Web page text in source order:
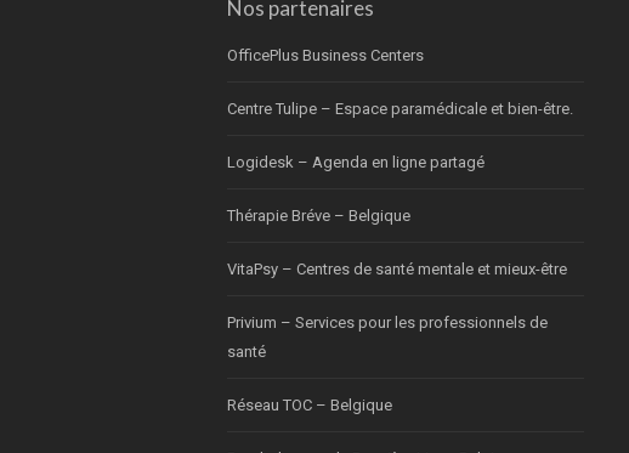
Nos partenaires
OfficePlus Business Centers
Centre Tulipe – Espace paramédicale et bien-être.
Logidesk – Agenda en ligne partagé
Thérapie Bréve – Belgique
VitaPsy – Centres de santé mentale et mieux-être
Privium – Services pour les professionnels de
santé
Réseau TOC – Belgique